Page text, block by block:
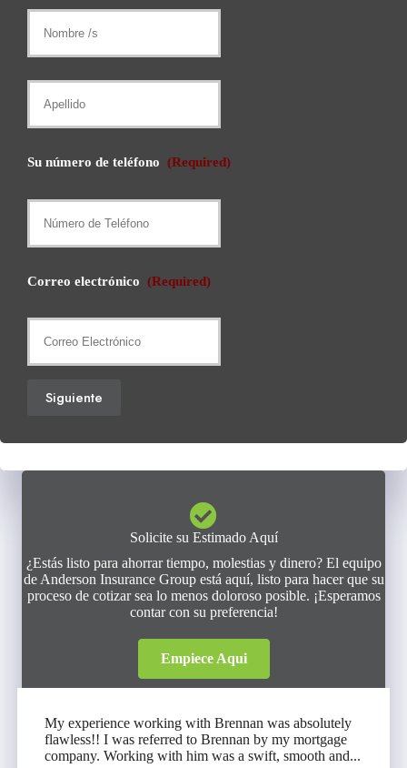
Apellido
Su número de teléfono (Required)
Correo electrónico (Required)
Siguiente
Solicite su Estimado Aquí
¿Estás listo para ahorrar tiempo, molestias y dinero? El equipo
de Anderson Insurance Group está aquí, listo para hacer que su
proceso de cotizar sea lo menos doloroso posible. ¡Esperamos
contar con su preferencia!
Empiece Aqui
My experience working with Brennan was absolutely
flawless!! I was referred to Brennan by my mortgage
company. Working with him was a swift, smooth and...